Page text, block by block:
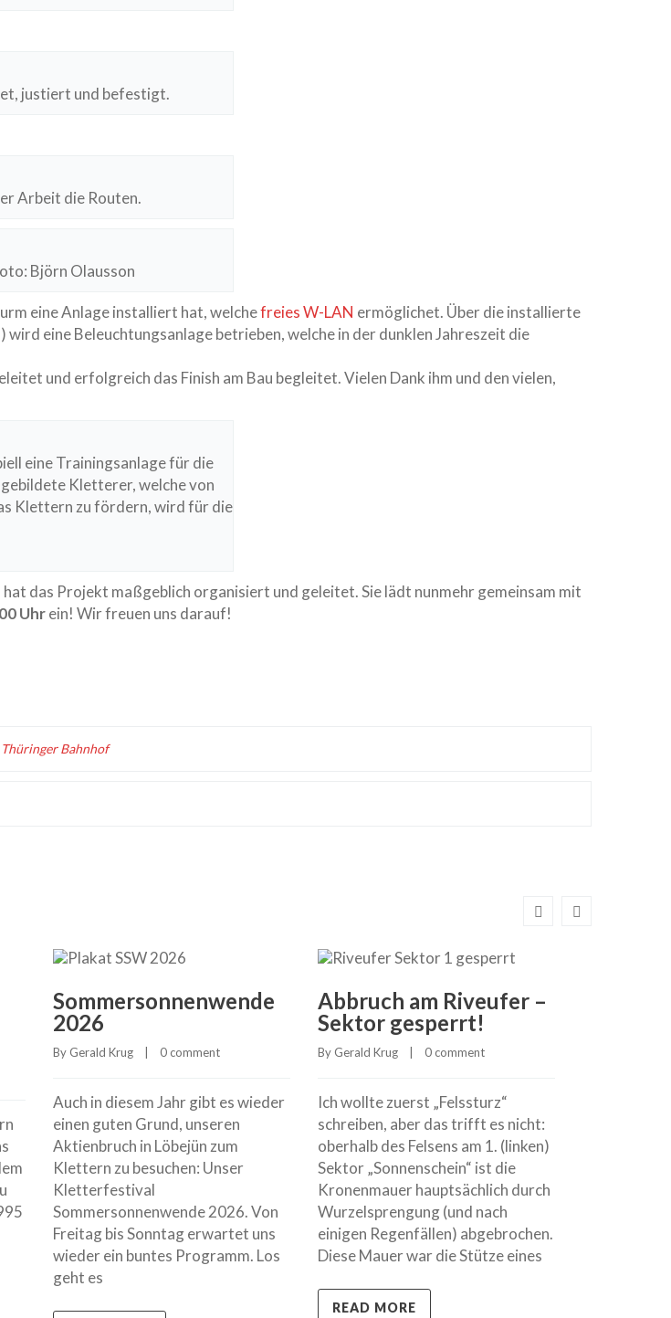
justiert und befestigt.
Arbeit die Routen.
Björn Olausson
eine Anlage installiert hat, welchefreies W-LAN ermöglichet. Über die installierte
eine Beleuchtungsanlage betrieben, welche in der dunklen Jahreszeit die
und erfolgreich das Finish am Bau begleitet. Vielen Dank ihm und den vielen,
eine Trainingsanlage für die
Kletterer, welche von
Klettern zu fördern, wird für die
das Projekt maßgeblich organisiert und geleitet. Sie lädt nunmehr gemeinsam mit
Uhrein! Wir freuen uns darauf!
Thüringer Bahnhof
Sommersonnenwende
2026
By Gerald Krug 0 comment
Auch in diesem Jahr gibt es wieder
einen guten Grund, unseren
Aktienbruch in Löbejün zum
Klettern zu besuchen: Unser
Kletterfestival
Sommersonnenwende 2026. Von
Freitag bis Sonntag erwartet uns
wieder ein buntes Programm. Los
geht es
Abbruch am Riveufer –
Sektor gesperrt!
By Gerald Krug 0 comment
Ich wollte zuerst „Felssturz“
schreiben, aber das trifft es nicht:
oberhalb des Felsens am 1. (linken)
Sektor „Sonnenschein“ ist die
Kronenmauer hauptsächlich durch
Wurzelsprengung (und nach
einigen Regenfällen) abgebrochen.
Diese Mauer war die Stütze eines
READ MORE